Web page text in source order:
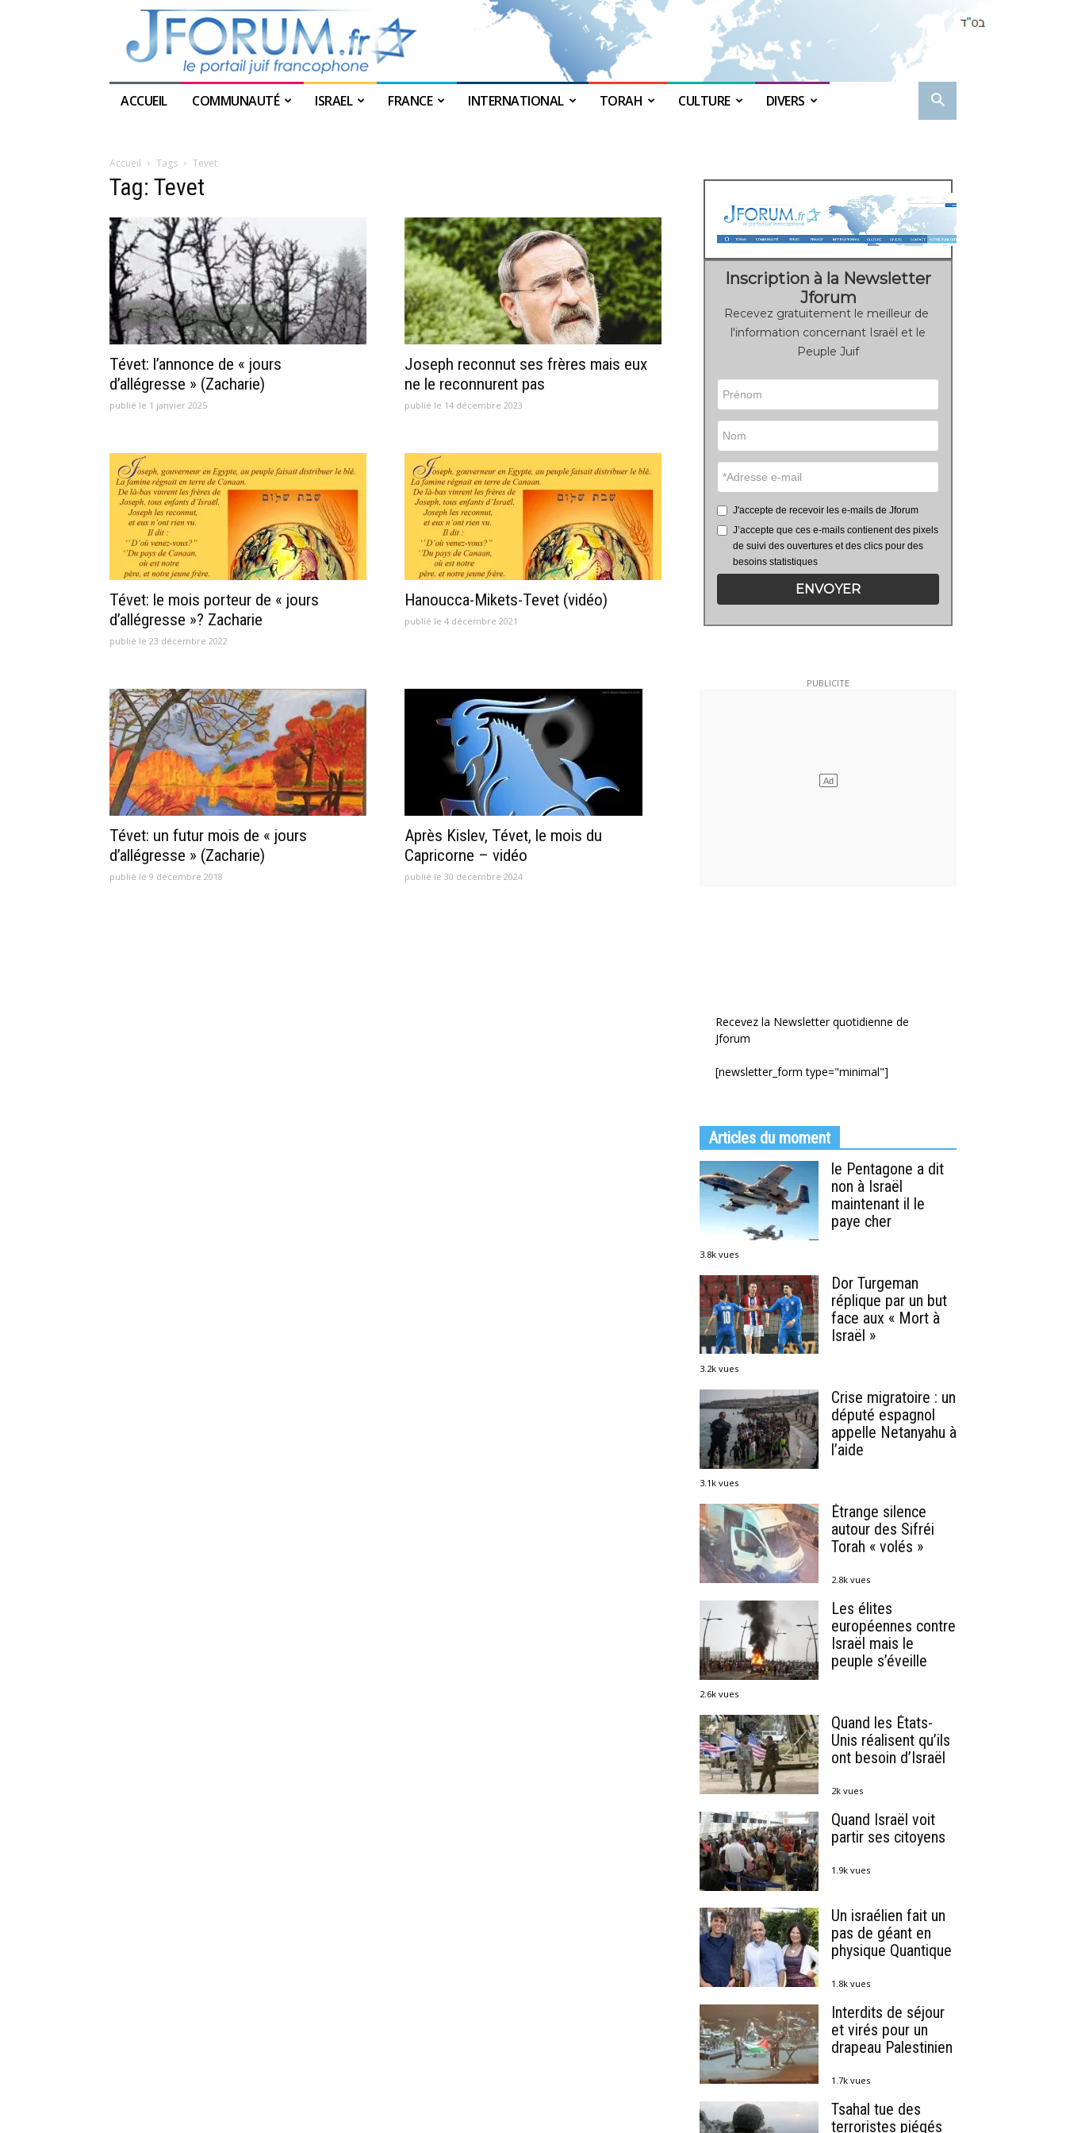
ACCUEIL COMMUNAUTÉ ISRAEL FRANCE INTERNATIONAL TORAH CULTURE DIVERS
Accueil Tags Tevet
Tag: Tevet
Tévet: l’annonce de « jours
d’allégresse » (Zacharie)
publié le 1 janvier 2025
Joseph reconnut ses frères mais eux
ne le reconnurent pas
publié le 14 décembre 2023
Tévet: le mois porteur de « jours
d’allégresse »? Zacharie
publié le 23 décembre 2022
Hanoucca-Mikets-Tevet (vidéo)
publié le 4 décembre 2021
Tévet: un futur mois de « jours
d’allégresse » (Zacharie)
publié le 9 décembre 2018
Après Kislev, Tévet, le mois du
Capricorne – vidéo
publié le 30 décembre 2024
Inscription à la Newsletter
Jforum
Recevez gratuitement le meilleur de
l'information concernant Israël et le
Peuple Juif
J'accepte de recevoir les e-mails de Jforum
J’accepte que ces e-mails contienent des pixels
de suivi des ouvertures et des clics pour des
besoins statistiques
ENVOYER
Recevez la Newsletter quotidienne de
Jforum
[newsletter_form type="minimal"]
Articles du moment
le Pentagone a dit
non à Israël
maintenant il le
paye cher
3.8k vues
Dor Turgeman
réplique par un but
face aux « Mort à
Israël »
3.2k vues
Crise migratoire : un
député espagnol
appelle Netanyahu à
l’aide
3.1k vues
Étrange silence
autour des Sifréi
Torah « volés »
2.8k vues
Les élites
européennes contre
Israël mais le
peuple s’éveille
2.6k vues
Quand les États-
Unis réalisent qu’ils
ont besoin d’Israël
2k vues
Quand Israël voit
partir ses citoyens
1.9k vues
Un israélien fait un
pas de géant en
physique Quantique
1.8k vues
Interdits de séjour
et virés pour un
drapeau Palestinien
1.7k vues
Tsahal tue des
terroristes piégés